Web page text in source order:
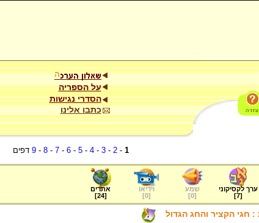
על הספריה
הסדרי נגישות
כתבו אלינו
1
-
2
-
3
-
4
-
5
-
6
-
7
-
8
-
9 דפים
ערך לקסיקוני
[
7
]
שמע
[
0
]
וידיאו
[
0
]
אתרים
[
24
]
חגי הקציר והחג הגדול